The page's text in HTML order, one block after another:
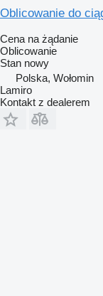
Oblicowanie do
Cena na żądanie
Oblicowanie
Stan nowy
Polska, Wołomin
Lamiro
Kontakt z dealerem